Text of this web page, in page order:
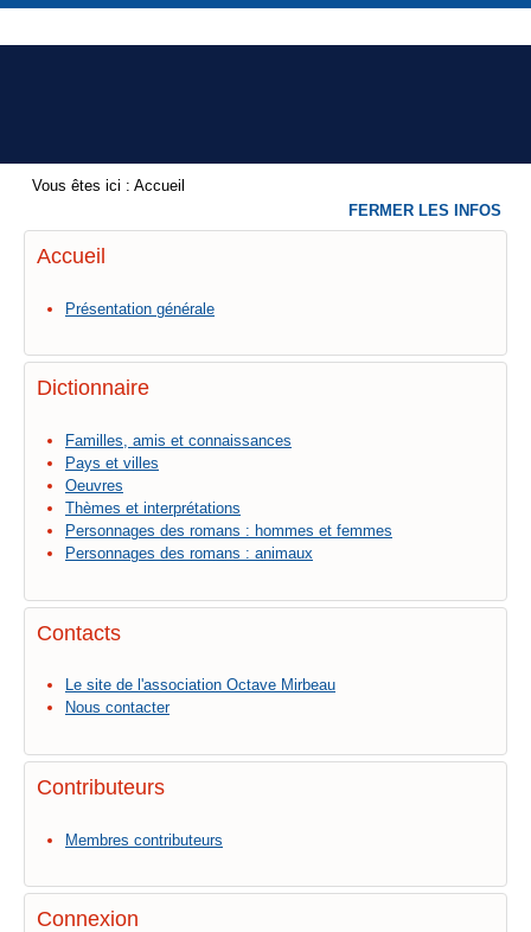
Vous êtes ici : Accueil
Accueil
Présentation générale
Dictionnaire
Familles, amis et connaissances
Pays et villes
Oeuvres
Thèmes et interprétations
Personnages des romans : hommes et femmes
Personnages des romans : animaux
Contacts
Le site de l'association Octave Mirbeau
Nous contacter
Contributeurs
Membres contributeurs
Connexion
FERMER LES INFOS